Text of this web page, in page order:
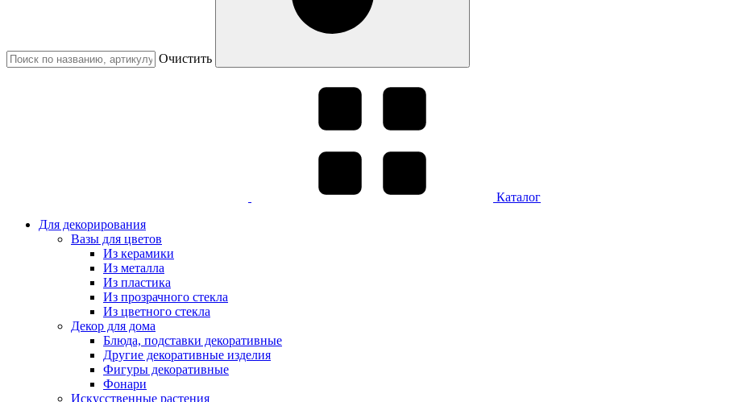
Очистить
Каталог
Для декорирования
Вазы для цветов
Из керамики
Из металла
Из пластика
Из прозрачного стекла
Из цветного стекла
Декор для дома
Блюда, подставки декоративные
Другие декоративные изделия
Фигуры декоративные
Фонари
Искусственные растения